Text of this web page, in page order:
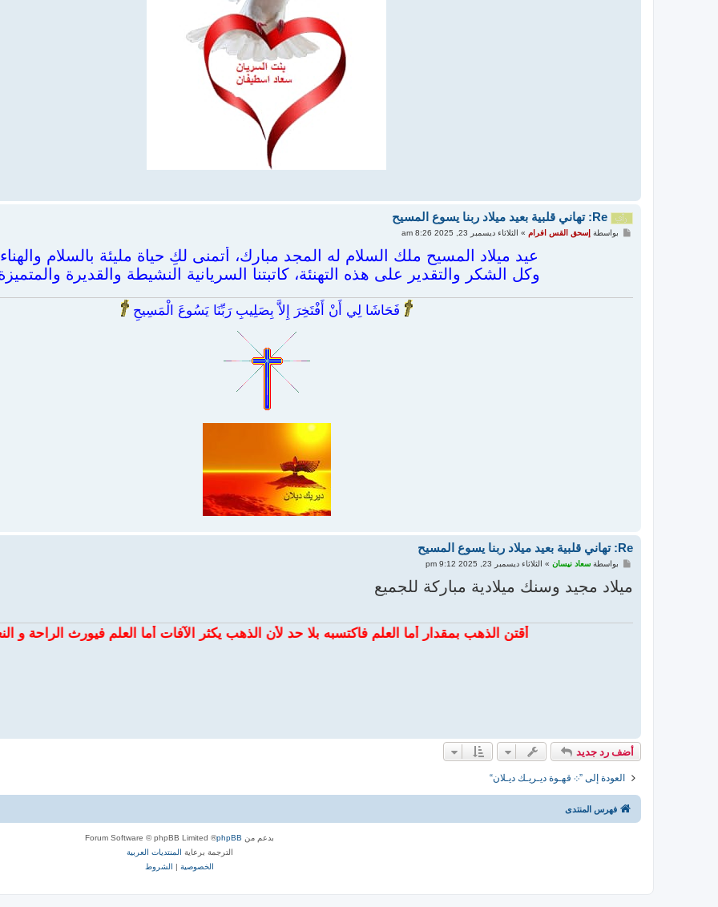
Re: تهاني قلبية بعيد ميلاد ربنا يسوع المسيح
بواسطة إسحق القس افرام » الثلاثاء ديسمبر 23, 2025 8:26 am
عيد ميلاد المسيح ملك السلام له المجد مبارك، أتمنى لكِ حياة مليئة بالسلام
وكل الشكر والتقدير على هذه التهنئة، كاتبتنا السريانية النشيطة والقديرة
فَحَاشَا لِي أَنْ أَفْتَخِرَ إِلاَّ بِصَلِيبِ رَبِّنَا يَسُوعَ الْمَسِيحِ
Re: تهاني قلبية بعيد ميلاد ربنا يسوع المسيح
ر
بواسطة سعاد نيسان» الثلاثاء ديسمبر 23, 2025 9:12 pm
ميلاد مجيد وسنك ميلادية مباركة للجميع
أقتن الذهب بمقدار أما العلم فاكتسبه بلا حد لأن الذهب يكثر الآفات أما العلم فيورث الراحة و النعيم .
أضف رد جديد
العودة إلى ”܀ قهـوة ديـريـك ديـلان“
فهرس المنتدى
بدعم من phpBB
® Forum Software © phpBB Limited
الترجمة برعاية المنتديات العربية
الخصوصية
الشروط